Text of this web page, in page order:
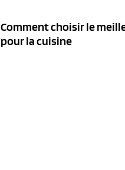
Comment choisir le
pour la cuisine